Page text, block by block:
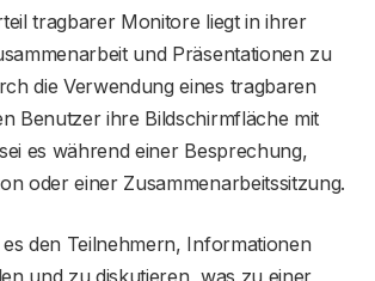
tragbarer Monitore liegt in ihrer
und Präsentationen zu
die Verwendung eines tragbaren
Benutzer ihre Bildschirmfläche mit
es während einer Besprechung,
oder einer Zusammenarbeitssitzung.
den Teilnehmern, Informationen
und zu diskutieren, was zu einer